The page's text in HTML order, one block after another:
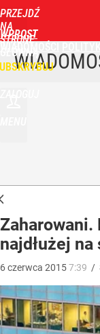
PRZEJDŹ
NA
STRONĘ
GŁÓWNĄ
WPROST
Zaharowani.
najdłużej
6czerwca 20157:39 /